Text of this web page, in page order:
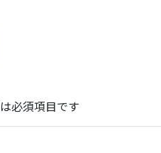
必須項目です